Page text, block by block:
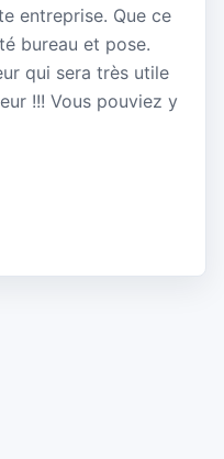
entreprise. Que ce
bureau et pose.
qui sera très utile
!!! Vous pouviez y